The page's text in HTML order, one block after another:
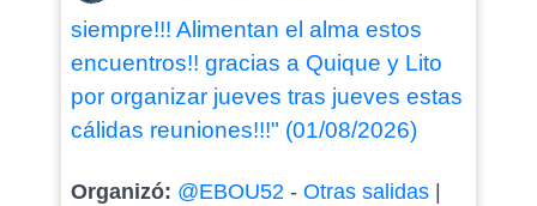
siempre!!! Alimentan el alma estos
encuentros!! gracias a Quique y Lito
por organizar jueves tras jueves estas
cálidas reuniones!!!" (01/08/2026)
Organizó: @EBOU52- Otras salidas|